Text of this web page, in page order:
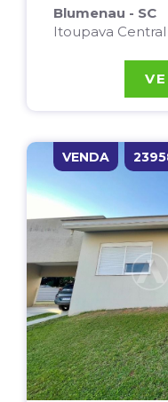
Blumenau - SC
Itoupava Central
VENDA